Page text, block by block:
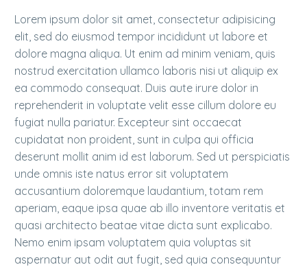
SIMPLE PROJECT
Lorem ipsum dolor sit amet, consectetur adipisicing
elit, sed do eiusmod tempor incididunt ut labore et
dolore magna aliqua. Ut enim ad minim veniam, quis
nostrud exercitation ullamco laboris nisi ut aliquip ex
ea commodo consequat. Duis aute irure dolor in
reprehenderit in voluptate velit esse cillum dolore eu
fugiat nulla pariatur. Excepteur sint occaecat
cupidatat non proident, sunt in culpa qui officia
deserunt mollit anim id est laborum. Sed ut perspiciatis
unde omnis iste natus error sit voluptatem
accusantium doloremque laudantium, totam rem
aperiam, eaque ipsa quae ab illo inventore veritatis et
quasi architecto beatae vitae dicta sunt explicabo.
Nemo enim ipsam voluptatem quia voluptas sit
aspernatur aut odit aut fugit, sed quia consequuntur